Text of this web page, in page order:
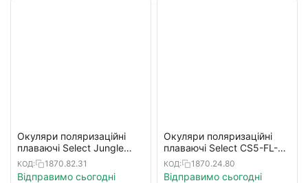
Окуляри поляризаційні
плаваючі Select Jungle
Green Floating для рибалки
КОД: 1870.82.31
Відправимо сьогодні
Окуляри поляризаційні
плаваючі Select CS5-FL-RR
для рибалки (+жорсткий
футляр)
КОД: 1870.24.80
Відправимо сьогодні